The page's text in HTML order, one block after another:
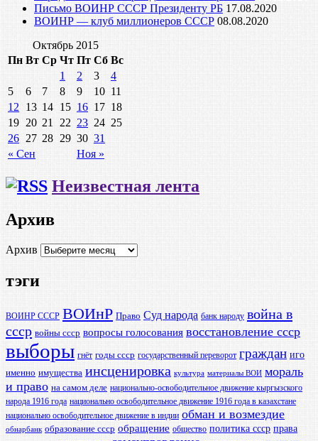
Письмо ВОИНР СССР Президенту РБ 17.08.2020
ВОИНР — клуб миллионеров СССР 08.08.2020
Октябрь 2015
Пн Вт Ср Чт Пт Сб Вс
« Сен Ноя »
1 2 3
4
5
6 7 8 9 10 11
12
13 14 15 16 17 18
19 20 21 22 23 24 25
26 27 28 29 30 31
Неизвестная лента
Архив
Архив
тэги
ВОИНР СССР ВОИнР Право Суд народа банк народу война в
ссср войны ссср вопросы голосования восстановление ссср
выборы гнёт годы ссср государственный переворот граждан иго
именно имущества инсценировка культура материалы ВОИ мораль
и право на самом деле национально-освободительное движение кыргызского
народа 1916 года национально освободительное движение 1916 года в казахстане
национально освободительное движение в индии обман и возмездие
обнарбанк образование ссср обращение общество политика ссср права